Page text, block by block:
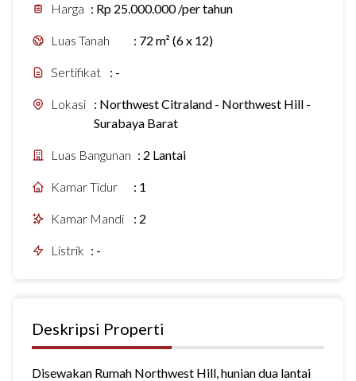
Harga : Rp 25.000.000 /per tahun
Luas Tanah : 72 m² (6 x 12)
Sertifikat : -
Lokasi : Northwest Citraland - Northwest Hill -
Surabaya Barat
Luas Bangunan : 2 Lantai
Kamar Tidur : 1
Kamar Mandi : 2
Listrik : -
Deskripsi Properti
Disewakan Rumah Northwest Hill, hunian dua lantai